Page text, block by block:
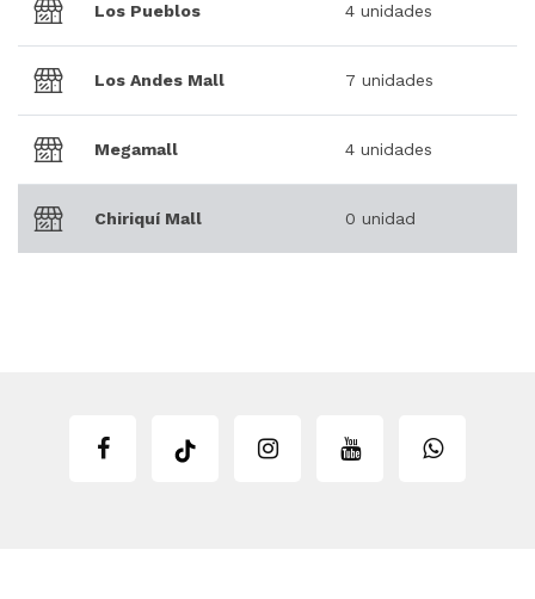
Los Pueblos 4 unidades
Los Andes Mall 7 unidades
Megamall 4 unidades
Chiriquí Mall 0 unidad